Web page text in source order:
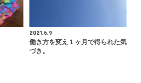
2021.6.9
働き方を変え１ヶ月で得られた気
づき。